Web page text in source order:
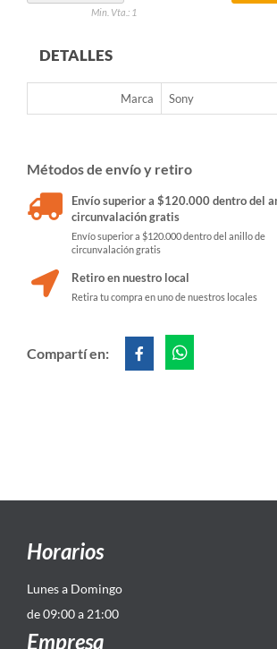
Min. Vta.: 1
DETALLES
Marca Sony
Métodos de envío y retiro
Envío superior a $120.000 dentro del
circunvalación gratis
Envío superior a $120.000 dentro del anillo de
circunvalación gratis
Retiro en nuestro local
Retira tu compra en uno de nuestros locales
Compartí en:
Horarios
Lunes a Domingo
de 09:00 a 21:00
Empresa